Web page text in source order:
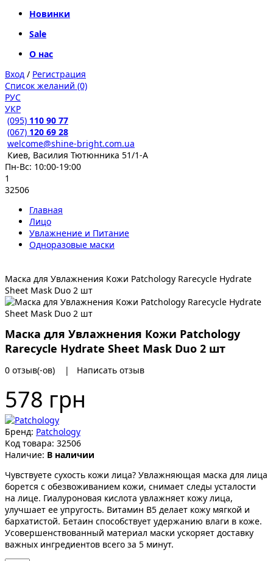
Новинки
Sale
О нас
Вход / Регистрация
Список желаний (0)
РУС
УКР
(095) 110 90 77
(067) 120 69 28
welcome@shine-bright.com.ua
Киев, Василия Тютюнника 51/1-А
Пн-Вс: 10:00-19:00
1
32506
Главная
Лицо
Увлажнение и Питание
Одноразовые маски
Маска для Увлажнения Кожи Patchology Rarecycle Hydrate
Sheet Mask Duo 2 шт
Маска для Увлажнения Кожи Patchology
Rarecycle Hydrate Sheet Mask Duo 2 шт
0 отзыв(-ов) | Написать отзыв
578 грн
Бренд: Patchology
Код товара: 32506
Наличие: В наличии
Чувствуете сухость кожи лица? Увлажняющая маска для лица
борется с обезвоживанием кожи, снимает следы усталости
на лице. Гиалуроновая кислота увлажняет кожу лица,
улучшает ее упругость. Витамин В5 делает кожу мягкой и
бархатистой. Бетаин способствует удержанию влаги в коже.
Усовершенствованный материал маски ускоряет доставку
важных ингредиентов всего за 5 минут.